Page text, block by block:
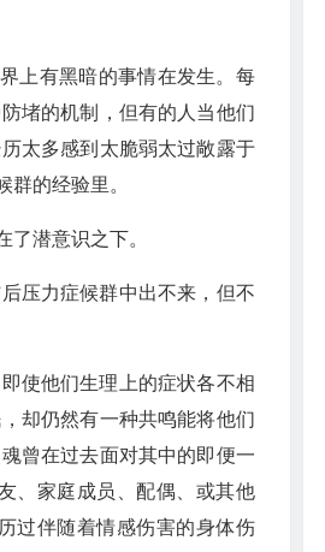
上有黑暗的事情在发生。每
堵的机制，但有的人当他们
太多感到太脆弱太过敞露于
的经验里。
潜意识之下。
压力症候群中出不来，但不
使他们生理上的症状各不相
却仍然有一种共鸣能将他们
曾在过去面对其中的即便一
、家庭成员、配偶、或其他
过伴随着情感伤害的身体伤